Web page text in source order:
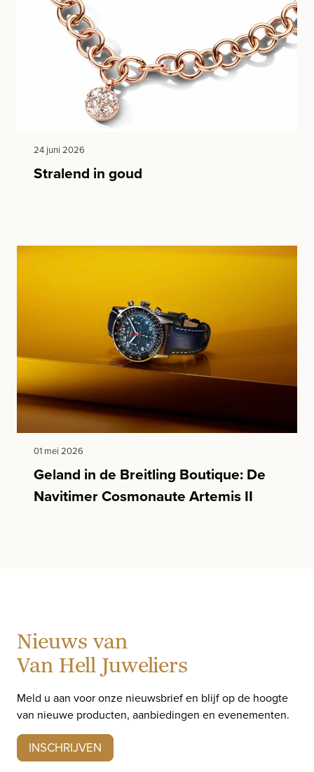
24 juni 2026
Stralend in goud
01 mei 2026
Geland in de Breitling Boutique: De
Navitimer Cosmonaute Artemis II
Nieuws van
Van Hell Juweliers
Meld u aan voor onze nieuwsbrief en blijf op de hoogte
van nieuwe producten, aanbiedingen en evenementen.
INSCHRIJVEN